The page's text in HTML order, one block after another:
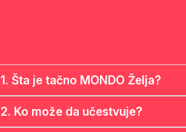
1. Šta je tačno MONDO Želja?
2. Ko može da učestvuje?